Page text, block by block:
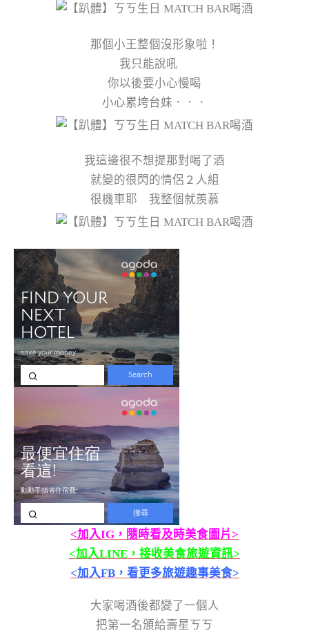
那個小王整個沒形象啦！
我只能說吼
你以後要小心慢喝
小心累垮台妹．．．
我這邊很不想提那對喝了酒
就變的很閃的情侶２人組
很機車耶 我整個就羨慕
<加入IG，隨時看及時美食圖片>
<加入LINE，接收美食旅遊資訊>
<加入FB，看更多旅遊趣事美食>
大家喝酒後都變了一個人
把第一名頒給壽星ㄎㄎ